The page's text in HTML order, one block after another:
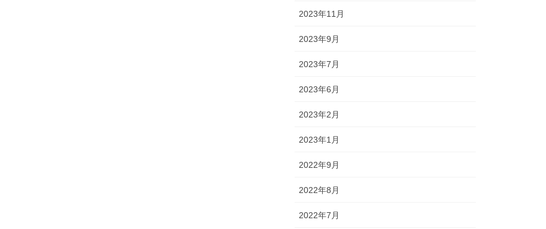
2023年11月
2023年9月
2023年7月
2023年6月
2023年2月
2023年1月
2022年9月
2022年8月
2022年7月